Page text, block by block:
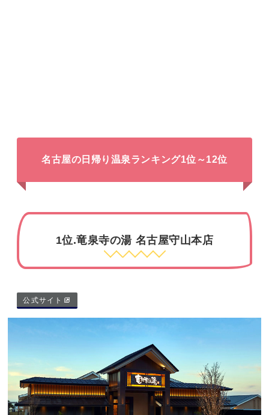
名古屋の日帰り温泉ランキング1位～12位
1位.竜泉寺の湯 名古屋守山本店
公式サイト